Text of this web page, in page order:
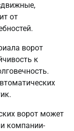
от
ворот
к
ворот может
компании-